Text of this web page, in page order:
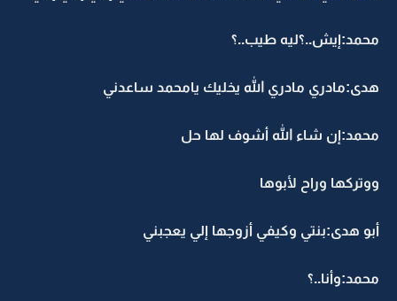
محمد:إيش..؟ليه طيب..؟
هدى:مادري مادري الله يخليك يامحمد ساعدني
محمد:إن شاء الله أشوف لها حل
ووتركها وراح لأبوها
أبو هدى:بنتي وكيفي أزوجها إلي يعجبني
محمد:وأنا..؟